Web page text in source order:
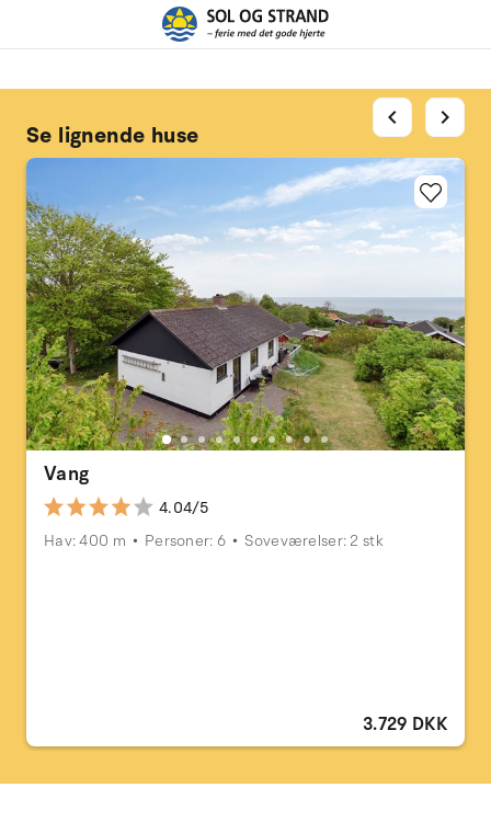
Se lignende huse
Vang
4.04/5
Hav: 400 m
Personer: 6 Soveværelser: 2 stk
3.729 DKK
chevron_left chevron_right